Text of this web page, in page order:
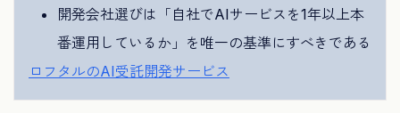
開発会社選びは「自社でAIサービスを1年以上本
番運用しているか」を唯一の基準にすべきである
ロフタルのAI受託開発サービス